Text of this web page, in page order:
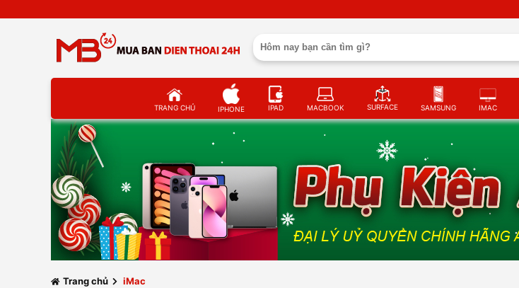
TRANG CHỦ IPHONE IPAD MACBOOK SURFACE SAMSUNG IMAC
Trang chủ iMac